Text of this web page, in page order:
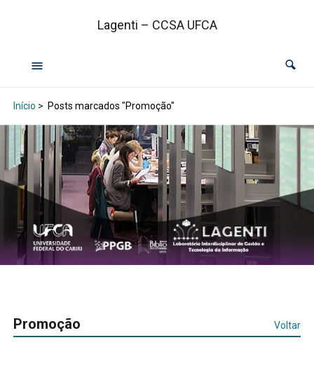
Lagenti – CCSA UFCA
Início > Posts marcados "Promoção"
Promoção Voltar